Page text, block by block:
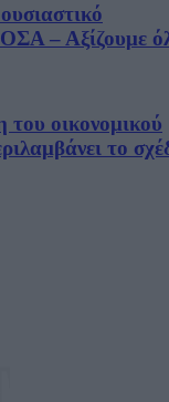
– Αξίζουμε
του οικονομικού
το